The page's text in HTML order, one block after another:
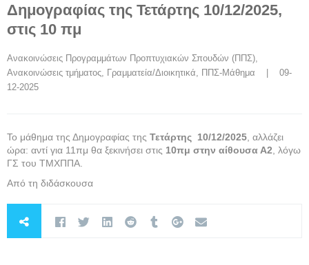
Δημογραφίας της Τετάρτης 10/12/2025,
στις 10 πμ
Ανακοινώσεις Προγραμμάτων Προπτυχιακών Σπουδών (ΠΠΣ)
Ανακοινώσεις τμήματος, Γραμματεία/Διοικητικά, ΠΠΣ-Μάθημα
    |    09-
12-2025
Το μάθημα της Δημογραφίας της Τετάρτης 10/12/2025 , αλλάζει
ώρα: αντί για 11πμ θα ξεκινήσει στις 10πμ στην αίθουσα Α2 , λόγω
ΓΣ του ΤΜΧΠΠΑ.
Από τη διδάσκουσα